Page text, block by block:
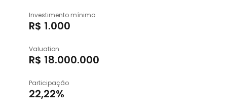
Investimento mínimo
R$ 1.000
Valuation
R$ 18.000.000
Participação
22,22%